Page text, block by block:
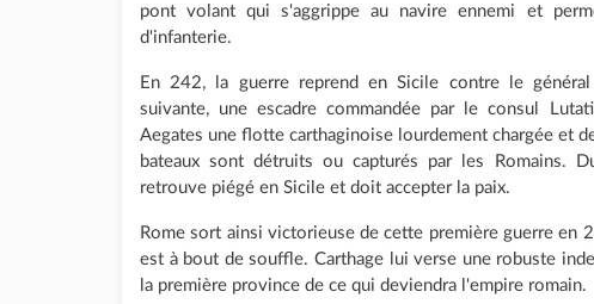
pont volant qui s'aggrippe au navire ennemi et
d'infanterie.
En 242, la guerre reprend en Sicile contre le général
suivante, une escadre commandée par le consul
Aegates une flotte carthaginoise lourdement chargée et
bateaux sont détruits ou capturés par les Romains.
retrouve piégé en Sicile et doit accepter la paix.
Rome sort ainsi victorieuse de cette première guerre en
est à bout de souffle. Carthage lui verse une robuste
la première province de ce qui deviendra l'empire romain.